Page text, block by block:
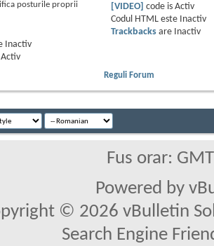
posturile proprii
[VIDEO]
code is Activ
Codul HTML este
Inactiv
Trackbacksare
Inactiv
Inactiv
Activ
Reguli Forum
Fus orar:
Powered by
© 2026 vBulletin
Search Engine